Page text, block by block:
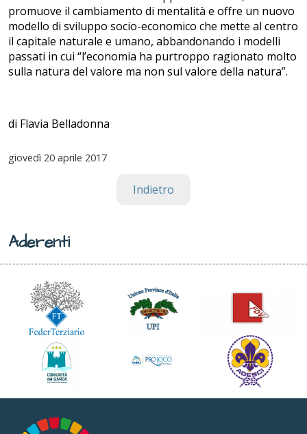
promuove il cambiamento di mentalità e offre un nuovo
modello di sviluppo socio-economico che mette al centro
il capitale naturale e umano, abbandonando i modelli
passati in cui “l’economia ha purtroppo ragionato molto
sulla natura del valore ma non sul valore della natura”.
di Flavia Belladonna
giovedì 20 aprile 2017
Indietro
Aderenti